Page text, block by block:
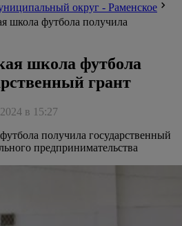
округ - Раменское
школа футбола получила
школа футбола
грант
в 15:27
получила государственный
предпринимательства